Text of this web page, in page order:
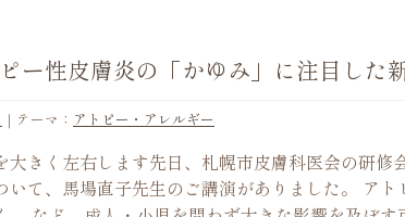
ー性皮膚炎の「かゆみ」に注目した
｜テーマ： アトピー・アレルギー
大きく左右します先日、札幌市皮膚科医会の研修
いて、馬場直子先生のご講演がありました。 ア